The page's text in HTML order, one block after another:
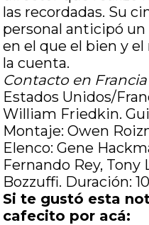
las recordadas. Su
personal anticipó
en el que el bien y
la cuenta.
Contacto en Francia
Estados Unidos/
William Friedkin.
Montaje: Owen
Elenco: Gene
Fernando Rey, Tony
Bozzuffi. Duración:
Si te gustó esta
cafecito por acá: